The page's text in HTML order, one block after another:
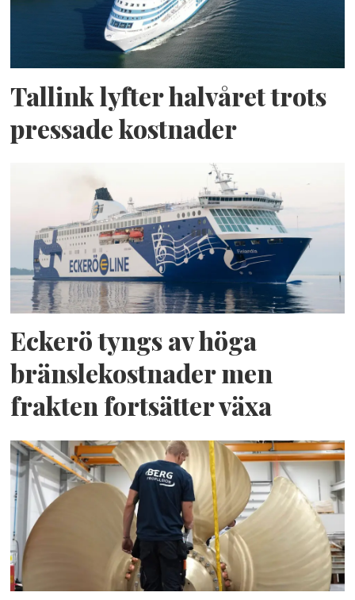
Tallink lyfter halvåret trots
pressade kostnader
Eckerö tyngs av höga
bränslekostnader men
frakten fortsätter växa